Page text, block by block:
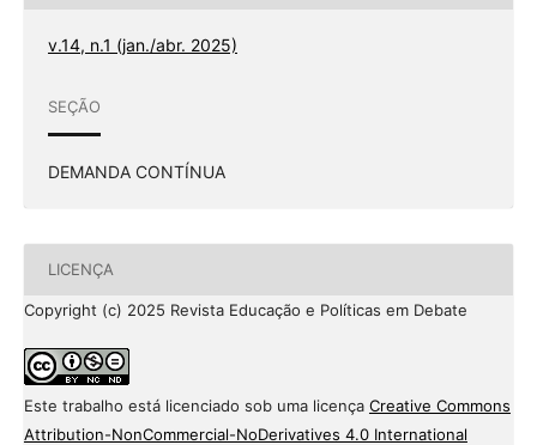
v.14, n.1 (jan./abr. 2025)
SEÇÃO
DEMANDA CONTÍNUA
LICENÇA
Copyright (c) 2025 Revista Educação e Políticas em Debate
Este trabalho está licenciado sob uma licença Creative Commons
Attribution-NonCommercial-NoDerivatives 4.0 International